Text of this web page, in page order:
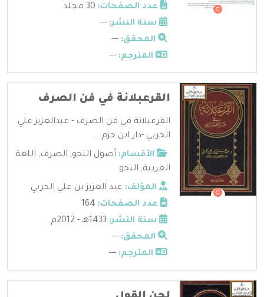
عدد الصفحات:
سنة النشر: ---
المحقق: ---
المترجم: ---
القرعبلانة في فن الصرف
القرعبلانة في فن الصرف - عبدالعزيز علي
الحربي -دار ابن حزم ...
الأقسام: أصول النحو, الصرف, اللغة
العربية, النحو
المؤلف: عبد العزيز بن علي الحربي
عدد الصفحات:
سنة النشر:
المحقق: ---
المترجم: ---